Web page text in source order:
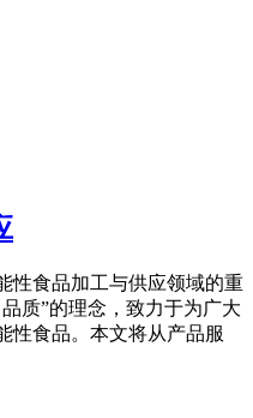
性食品加工与供应领域的重
质”的理念，致力于为广大
性食品。本文将从产品服